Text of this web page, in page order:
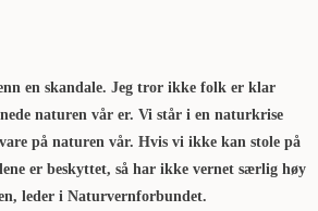
en skandale. Jeg tror ikke folk er klar
naturen vår er. Vi står i en naturkrise
på naturen vår. Hvis vi ikke kan stole på
er beskyttet, så har ikke vernet særlig høy
leder i Naturvernforbundet.